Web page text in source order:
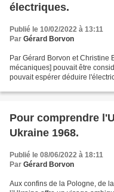
électriques.
Publié le 10/02/2022 à 13:11
Par Gérard Borvon
Par Gérard Borvon et Christine
mécaniques] pouvait être
pouvait espérer déduire
Pour comprendre
Ukraine 1968.
Publié le 08/06/2022 à 18:11
Par Gérard Borvon
Aux confins de la Pologne, de